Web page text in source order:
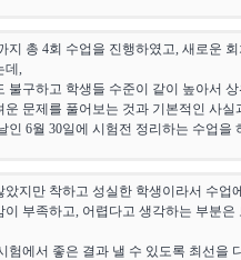
지 총 4회 수업을 진행하였고, 새로운
데,
불구하고 학생들 수준이 같이 높아서
운 문제를 풀어보는 것과 기본적인 사
인 6월 30일에 시험전 정리하는 수업
지만 착하고 성실한 학생이라서 수업
부족하고, 어렵다고 생각하는 부분
험에서 좋은 결과 낼 수 있도록 최선을